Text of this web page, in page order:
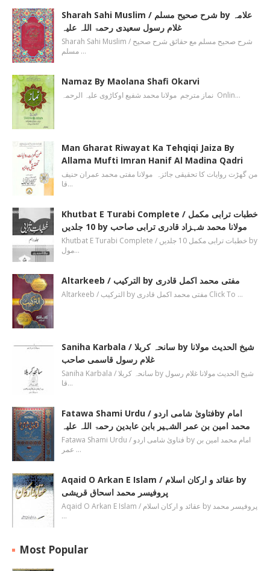
Sharah Sahi Muslim / شرح صحیح مسلم by علامہ
غلام رسول سعیدی رحمۃ اللہ علیہ
Sharah Sahi Muslim / شرح صحیح مسلم مع حقائق شرح صحیح
مسلم …
Namaz By Maolana Shafi Okarvi
نماز مترجم مولانا محمد شفیع اوکاڑوی علیہ الرحمہ Onlin…
Man Gharat Riwayat Ka Tehqiqi Jaiza By
Allama Mufti Imran Hanif Al Madina Qadri
من گھڑت روایات کا تحقیقی جائزہ مولانا مفتی محمد عمران حنیف
قا…
Khutbat E Turabi Complete / خطبات ترابی مکمل
10 جلدیں by مولانا محمد شہزاد قادری ترابی صاحب
Khutbat E Turabi Complete / خطبات ترابی مکمل 10 جلدیں by
مول…
Altarkeeb / الترکیب by مفتی محمد اکمل قادری
Altarkeeb / الترکیب by مفتی محمد اکمل قادری Click To …
Saniha Karbala / سانحہ کربلا by شیخ الحدیث مولانا
غلام رسول قاسمی صاحب
Saniha Karbala / سانحہ کربلا by شیخ الحدیث مولانا غلام رسول
قا…
Fatawa Shami Urdu / فتاویٰ شامی اردوby امام
محمد امین بن عمر الشہیر بابن عابدین رحمۃ اللہ علیہ
Fatawa Shami Urdu / فتاویٰ شامی اردو by امام محمد امین بن
عمر …
Aqaid O Arkan E Islam / عقائد و ارکان اسلام by
پروفیسر محمد اسحاق قریشی
Aqaid O Arkan E Islam / عقائد و ارکان اسلام by پروفیسر محمد
…
Most Popular